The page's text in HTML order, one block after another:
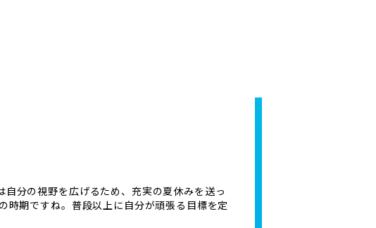
分の視野を広げるため、充実の夏休みを送っ
時期ですね。普段以上に自分が頑張る目標を定